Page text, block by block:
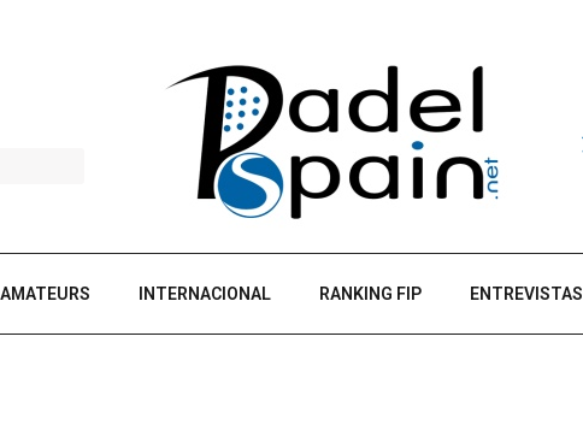
AMATEURS INTERNACIONAL RANKING FIP ENTREVISTAS